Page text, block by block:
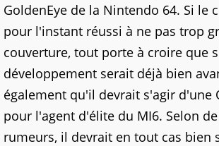
GoldenEye de la Nintendo 64. Si le
pour l'instant réussi à ne pas trop
couverture, tout porte à croire que
développement serait déjà bien
également qu'il devrait s'agir d'une
pour l'agent d'élite du MI6. Selon
rumeurs, il devrait en tout cas bien